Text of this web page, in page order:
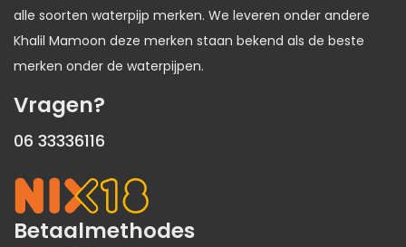
alle soorten waterpijp merken. We leveren onder andere
Khalil Mamoon deze merken staan bekend als de beste
merken onder de waterpijpen.
Vragen?
06 33336116
Betaalmethodes